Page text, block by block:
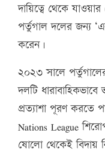
দায়িত্বে থেকে
পর্তুগাল দলের জন্য
করেন।
২০২৩ সালে পর্তুগালের
দলটি
প্রত্যাশা পূরণ করতে
Nations League
ষোলো থেকেই বিদায়